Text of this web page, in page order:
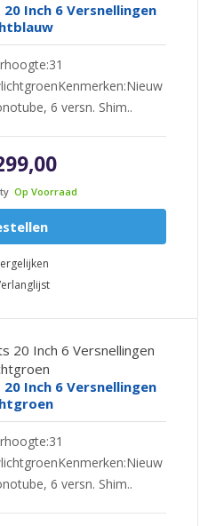
Inch 6 Versnellingen
6 versn. Shim..
Op Voorraad
Inch 6 Versnellingen
6 versn. Shim..